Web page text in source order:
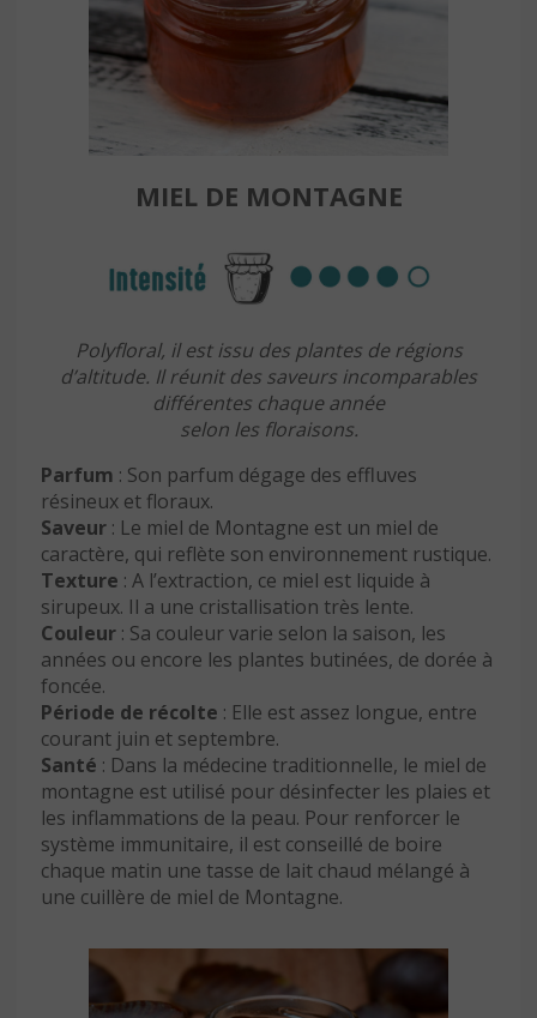
MIEL DE MONTAGNE
Polyfloral, il est issu des plantes de régions
d’altitude. Il réunit des saveurs incomparables
différentes chaque année
selon les floraisons.
Parfum : Son parfum dégage des effluves
résineux et floraux.
Saveur : Le miel de Montagne est un miel de
caractère, qui reflète son environnement rustique.
Texture : A l’extraction, ce miel est liquide à
sirupeux. Il a une cristallisation très lente.
Couleur : Sa couleur varie selon la saison, les
années ou encore les plantes butinées, de dorée à
foncée.
Période de récolte : Elle est assez longue, entre
courant juin et septembre.
Santé : Dans la médecine traditionnelle, le miel de
montagne est utilisé pour désinfecter les plaies et
les inflammations de la peau. Pour renforcer le
système immunitaire, il est conseillé de boire
chaque matin une tasse de lait chaud mélangé à
une cuillère de miel de Montagne.